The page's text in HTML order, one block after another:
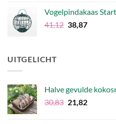
Vogelpindakaas
41,12 38,87Huidige
UITGELICHT
Halve gevulde
30,83 21,82Huidige